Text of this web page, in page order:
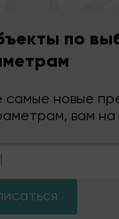
по
самые новые
вам на